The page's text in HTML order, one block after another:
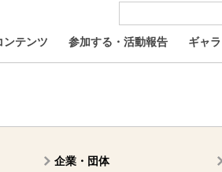
ンテンツ 参加する・活動報告 ギャ
企業・団体